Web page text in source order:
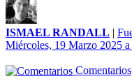
ISMAEL RANDALL |
Miércoles, 19 Marzo 2025
Comentarios